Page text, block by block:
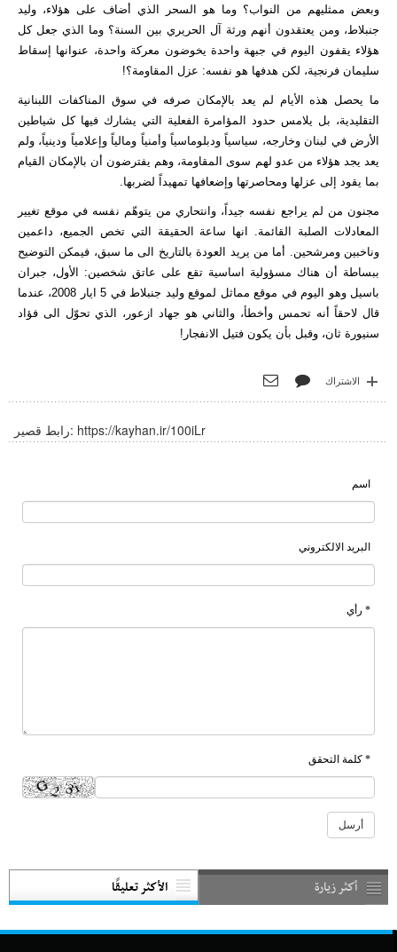
وبعض ممثليهم من النواب؟ وما هو السحر الذي أضاف على هؤلاء، وليد
جنبلاط، ومن يعتقدون أنهم ورثة آل الحريري بين السنة؟ وما الذي جعل كل
هؤلاء يقفون اليوم في جبهة واحدة يخوضون معركة واحدة، عنوانها إسقاط
سليمان فرنجية، لكن هدفها هو نفسه: عزل المقاومة؟!
ما يحصل هذه الأيام لم يعد بالإمكان صرفه في سوق المناكفات اللبنانية
التقليدية، بل يلامس حدود المؤامرة الفعلية التي يشارك فيها كل شياطين
الأرض في لبنان وخارجه، سياسياً ودبلوماسياً وأمنياً ومالياً وإعلامياً ودينياً، ولم
يعد يجد هؤلاء من عدو لهم سوى المقاومة، وهم يفترضون أن بالإمكان القيام
بما يقود إلى عزلها ومحاصرتها وإضعافها تمهيداً لضربها.
مجنون من لم يراجع نفسه جيداً، وانتحاري من يتوهّم نفسه في موقع تغيير
المعادلات الصلبة القائمة. انها ساعة الحقيقة التي تخص الجميع، داعمين
وناخبين ومرشحين. أما من يريد العودة بالتاريخ الى ما سبق، فيمكن التوضيح
ببساطة أن هناك مسؤولية اساسية تقع على عاتق شخصين: الأول، جبران
باسيل وهو اليوم في موقع مماثل لموقع وليد جنبلاط في 5 ايار 2008، عندما
قال لاحقاً أنه تحمس وأخطأ، والثاني هو جهاد ازعور، الذي تحوّل الى فؤاد
سنيورة ثان، وقبل بأن يكون فتيل الانفجار!
الاشتراك
رابط قصير: https://kayhan.ir/100iLr
اسم
البريد الالكتروني
* رأي
* كلمة التحقق
أكثر زيارة الأكثر تعليقًا